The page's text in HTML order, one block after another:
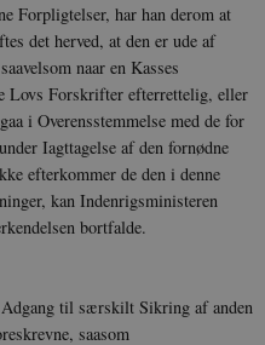
Forpligtelser, har han derom at
det herved, at den er ude af
naar en Kasses
Lovs Forskrifter efterrettelig, eller
i Overensstemmelse med de for
Iagttagelse af den fornødne
efterkommer de den i denne
kan Indenrigsministeren
bortfalde.
Adgang til særskilt Sikring af anden
saasom